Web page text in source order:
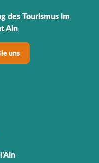
des Tourismus im
Ain
uns